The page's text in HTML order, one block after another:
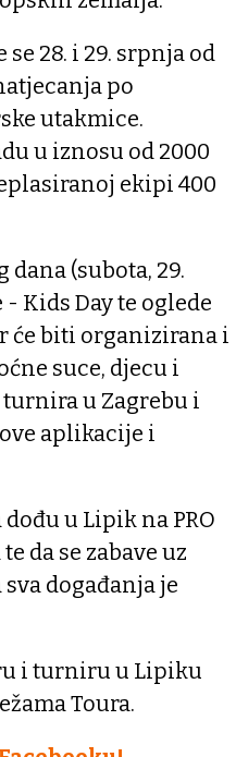
28. i 29. srpnja od
po
utakmice.
u iznosu od 2000
ekipi 400
(subota, 29.
Kids Day te oglede
će biti organizirana i
suce, djecu i
u Zagrebu i
aplikacije i
u Lipik na PRO
da se zabave uz
događanja je
i turniru u Lipiku
Toura.